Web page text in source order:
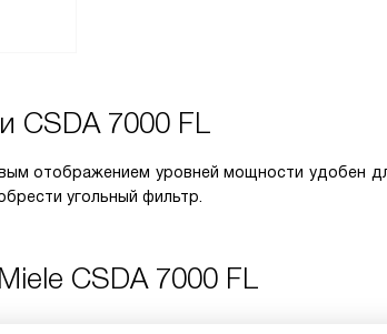
CSDA 7000 FL
отображением уровней мощности удобен
угольный фильтр.
Miele CSDA 7000 FL